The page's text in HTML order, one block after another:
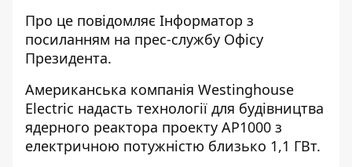
Про це повідомляє Інформатор з
посиланням на прес-службу Офісу
Президента.
Американська компанія Westinghouse
Electric надасть технології для будівництва
ядерного реактора проекту АР1000 з
електричною потужністю близько 1,1 ГВт.